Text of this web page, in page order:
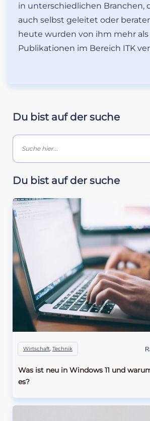
in unterschiedlichen Branchen,
auch selbst geleitet oder
heute wurden von ihm mehr als
Publikationen im Bereich ITK
Du bist auf der suche
Du bist auf der suche
Wirtschaft, Technik
Was ist neu in Windows 11 und
es?